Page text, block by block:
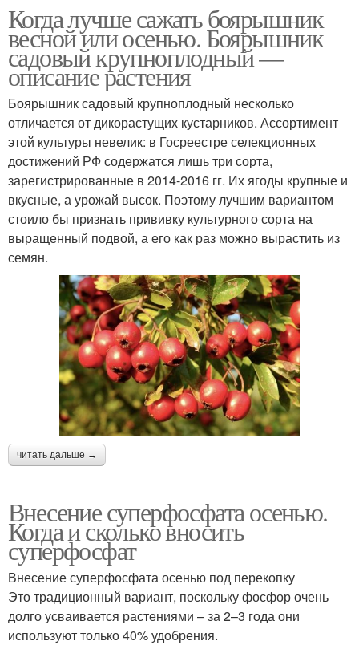
Когда лучше сажать боярышник
весной или осенью. Боярышник
садовый крупноплодный —
описание растения
Боярышник садовый крупноплодный несколько
отличается от дикорастущих кустарников. Ассортимент
этой культуры невелик: в Госреестре селекционных
достижений РФ содержатся лишь три сорта,
зарегистрированные в 2014-2016 гг. Их ягоды крупные и
вкусные, а урожай высок. Поэтому лучшим вариантом
стоило бы признать прививку культурного сорта на
выращенный подвой, а его как раз можно вырастить из
семян.
читать дальше →
Внесение суперфосфата осенью.
Когда и сколько вносить
суперфосфат
Внесение суперфосфата осенью под перекопку
Это традиционный вариант, поскольку фосфор очень
долго усваивается растениями – за 2–3 года они
используют только 40% удобрения.